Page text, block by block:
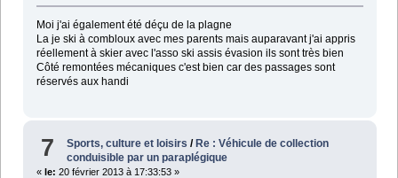
Moi j'ai également été déçu de la plagne
La je ski à combloux avec mes parents mais auparavant j'ai appris
réellement à skier avec l'asso ski assis évasion ils sont très bien
Côté remontées mécaniques c'est bien car des passages sont
réservés aux handi
7 Sports, culture et loisirs /Re : Véhicule de collection
conduisible par un paraplégique
« le: 20 février 2013 à 17:33:53 »